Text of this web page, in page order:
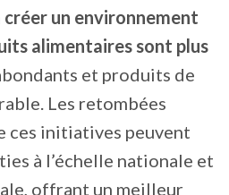
créer un environnement
alimentaires sont plus
et produits de
Les retombées
ces initiatives peuvent
à l’échelle nationale et
offrant un meilleur